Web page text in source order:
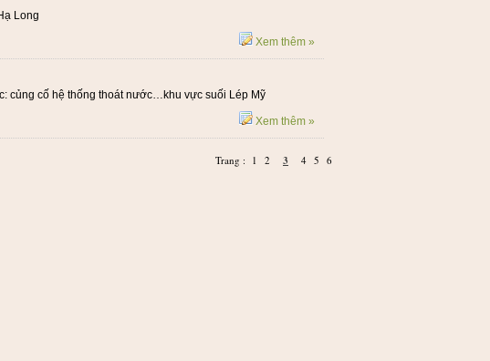
Long
Xem thêm »
củng cố hệ thống thoát nước…khu vực suối Lép Mỹ
Xem thêm »
Trang : 1 2 3 4 5 6